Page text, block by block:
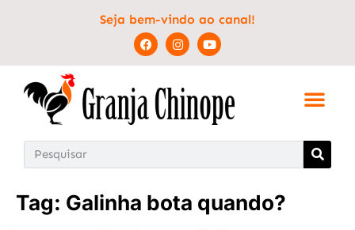
Seja bem-vindo ao canal!
Tag: Galinha bota quando?